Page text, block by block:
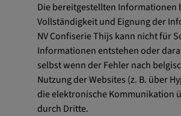
Die bereitgestellten Informationen
Vollständigkeit und Eignung der
NV Confiserie Thijs kann nicht für
Informationen entstehen oder
selbst wenn der Fehler nach
Nutzung der Websites (z. B. über
die elektronische Kommunikation
durch Dritte.